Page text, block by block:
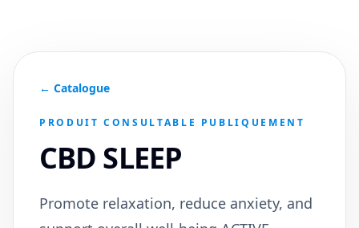
← Catalogue
PRODUIT CONSULTABLE PUBLIQUEMENT
CBD SLEEP
Promote relaxation, reduce anxiety, and